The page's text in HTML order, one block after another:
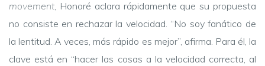
movement, Honoré aclara rápidamente que su propuesta
no consiste en rechazar la velocidad. “No soy fanático de
la lentitud. A veces, más rápido es mejor”, afirma. Para él, la
clave está en “hacer las cosas a la velocidad correcta, al